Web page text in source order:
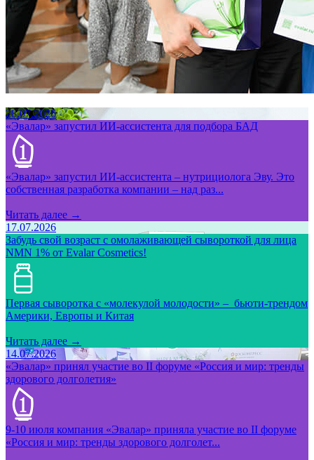
28.07.2026
«Эвалар» запустил ИИ-ассистента для подбора БАД
«Эвалар» запустил ИИ-ассистента – нутрициолога Эву. Это
собственная разработка компании – над раз...
Читать далее →
17.07.2026
Забудь свой возраст с омолаживающей сывороткой для лица
NMN 1% от Evalar Cosmetics!
Первая сыворотка с «молекулой молодости» – бьюти-трендом
Америки, Европы и Китая
Читать далее →
14.07.2026
«Эвалар» принял участие во II форуме «Россия и мир: тренды
здорового долголетия»
9-10 июля компания «Эвалар» приняла участие во II форуме
«Россия и мир: тренды здорового долголет...